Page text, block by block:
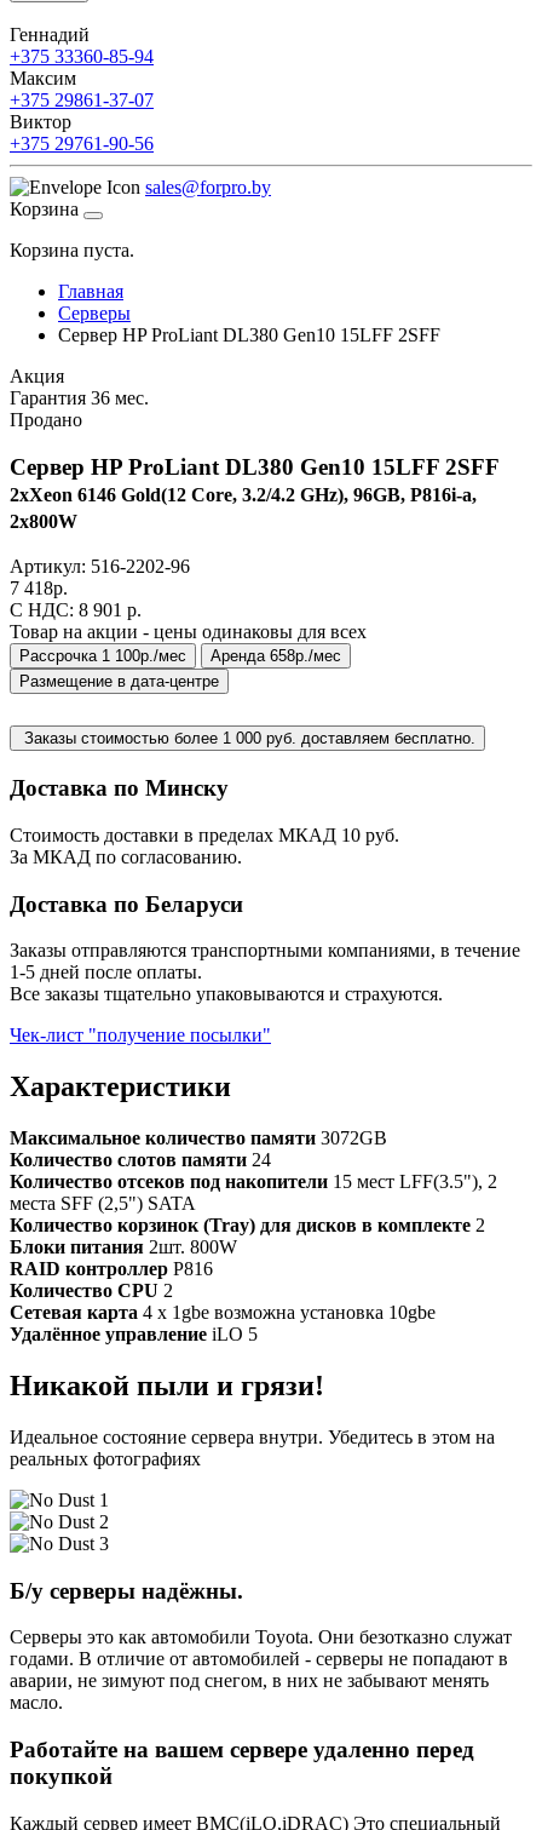
Геннадий
+375 33360-85-94
Максим
+375 29861-37-07
Виктор
+375 29761-90-56
sales@forpro.by
Корзина
Корзина пуста.
Главная
Серверы
Сервер HP ProLiant DL380 Gen10 15LFF 2SFF
Акция
Гарантия 36 мес.
Продано
Сервер HP ProLiant DL380 Gen10 15LFF 2SFF
2xXeon 6146 Gold(12 Core, 3.2/4.2 GHz), 96GB, P816i-a,
2x800W
Артикул: 516-2202-96
7 418р.
C НДС: 8 901 р.
Товар на акции - цены одинаковы для всех
Рассрочка 1 100р./мес
Аренда 658р./мес
Размещение в дата-центре
Заказы стоимостью более 1 000 руб. доставляем бесплатно.
Доставка по Минску
Стоимость доставки в пределах МКАД 10 руб.
За МКАД по согласованию.
Доставка по Беларуси
Заказы отправляются транспортными компаниями, в течение
1-5 дней после оплаты.
Все заказы тщательно упаковываются и страхуются.
Чек-лист "получение посылки"
Характеристики
Максимальное количество памяти 3072GB
Количество слотов памяти 24
Количество отсеков под накопители 15 мест LFF(3.5"), 2
места SFF (2,5") SATA
Количество корзинок (Tray) для дисков в комплекте 2
Блоки питания 2шт. 800W
RAID контроллер P816
Количество CPU 2
Сетевая карта 4 x 1gbe возможна установка 10gbe
Удалённое управление iLO 5
Никакой пыли и грязи!
Идеальное состояние сервера внутри. Убедитесь в этом на
реальных фотографиях
Б/у серверы надёжны.
Серверы это как автомобили Toyota. Они безотказно служат
годами. В отличие от автомобилей - серверы не попадают в
аварии, не зимуют под снегом, в них не забывают менять
масло.
Работайте на вашем сервере удаленно перед
покупкой
Каждый сервер имеет BMC(iLO,iDRAC) Это специальный